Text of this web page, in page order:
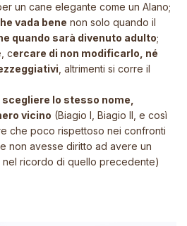
un cane elegante come un Alano;
vada bene non solo quando il
quando sarà divenuto adulto;
cercare di non modificarlo, né
, altrimenti si corre il
lo stesso nome,
vicino (Biagio I, Biagio II, e così
che poco rispettoso nei confronti
non avesse diritto ad avere un
ricordo di quello precedente)